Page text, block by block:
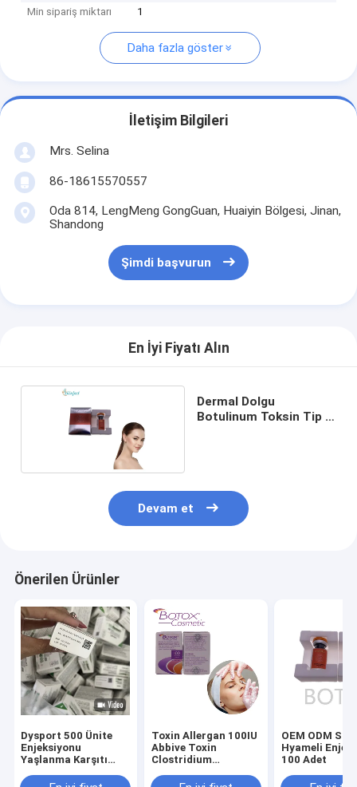
Min sipariş miktarı
1
Daha fazla göster
İletişim Bilgileri
Mrs. Selina
86-18615570557
Oda 814, LengMeng GongGuan, Huaiyin Bölgesi, Jinan,
Shandong
Şimdi başvurun
En İyi Fiyatı Alın
Dermal Dolgu
Botulinum Toksin Tip A
Devam et
Önerilen Ürünler
Dysport 500 Ünite
Enjeksiyonu
Yaşlanma Karşıtı
Kırışıklıkları Gideren
Toxin Allergan 100IU
Abbive Toxin
Clostridium
Çizgilerini Gidermek
OEM ODM
Hyameli Enjeksiyon
100 Adet